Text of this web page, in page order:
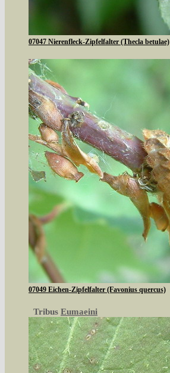
07047 Nierenfleck-Zipfelfalter (Thecla betulae)
07049 Eichen-Zipfelfalter (Favonius quercus)
Tribus Eumaeini